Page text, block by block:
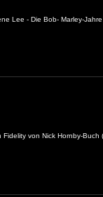
Lee - Die Bob- Marley-
Fidelity von Nick Hornby-Buch